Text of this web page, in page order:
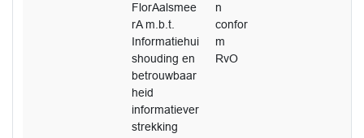
FlorAalsmee
rA m.b.t.
Informatiehui
shouding en
betrouwbaar
heid
informatiever
strekking
n
confor
m
RvO